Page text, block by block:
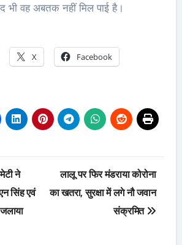
भी वह अबतक नहीं मिल पाई है।
X Facebook
ने
सिंह एवं
लालू पर फिर मंडराया कोरोना
का खतरा, सुरक्षा में लगे नौ जवान
संक्रमित